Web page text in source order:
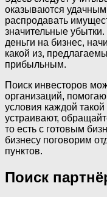
оказываются
распродавать
значительные
деньги на бизнес,
какой из,
прибыльным.
Поиск инвесторов
организаций,
условия каждой
устраивают,
то есть с готовым
бизнесу поговорим
пунктов.
Поиск